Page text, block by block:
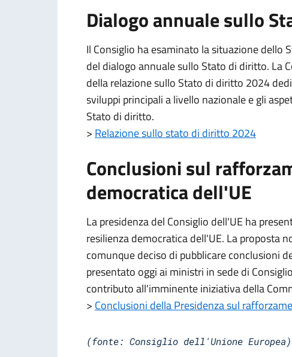
Dialogo annuale sullo
Il Consiglio ha esaminato la situazione dello
del dialogo annuale sullo Stato di diritto. La
della relazione sullo Stato di diritto 2024
sviluppi principali a livello nazionale e gli
Stato di diritto.
> Relazione sullo stato di diritto 2024
Conclusioni sul
democratica dell'UE
La presidenza del Consiglio dell'UE ha
resilienza democratica dell'UE. La proposta
comunque deciso di pubblicare conclusioni
presentato oggi ai ministri in sede di
contributo all'imminente iniziativa della
> Conclusioni della Presidenza sul
(fonte: Consiglio dell'Unione Europea)